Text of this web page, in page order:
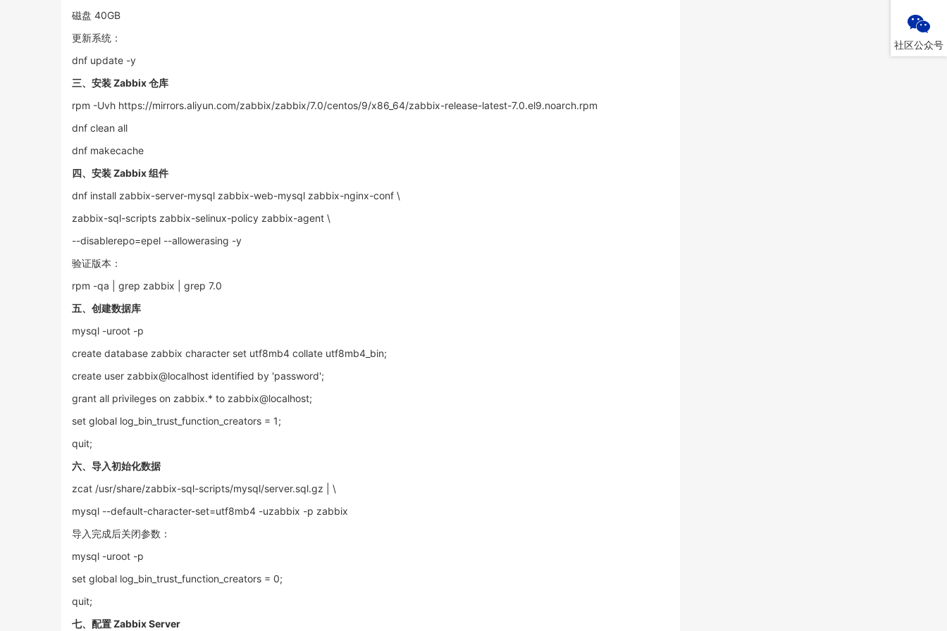
社区公众号
磁盘 40GB
更新系统：
dnf update -y
三、安装 Zabbix 仓库
rpm -Uvh https://mirrors.aliyun.com/zabbix/zabbix/7.0/centos/9/x86_64/zabbix-release-latest-7.0.el9.noarch.rpm
dnf clean all
dnf makecache
四、安装 Zabbix 组件
dnf install zabbix-server-mysql zabbix-web-mysql zabbix-nginx-conf \
zabbix-sql-scripts zabbix-selinux-policy zabbix-agent \
--disablerepo=epel --allowerasing -y
验证版本：
rpm -qa | grep zabbix | grep 7.0
五、创建数据库
mysql -uroot -p
create database zabbix character set utf8mb4 collate utf8mb4_bin;
create user zabbix@localhost identified by 'password';
grant all privileges on zabbix.* to zabbix@localhost;
set global log_bin_trust_function_creators = 1;
quit;
六、导入初始化数据
zcat /usr/share/zabbix-sql-scripts/mysql/server.sql.gz | \
mysql --default-character-set=utf8mb4 -uzabbix -p zabbix
导入完成后关闭参数：
mysql -uroot -p
set global log_bin_trust_function_creators = 0;
quit;
七、配置 Zabbix Server